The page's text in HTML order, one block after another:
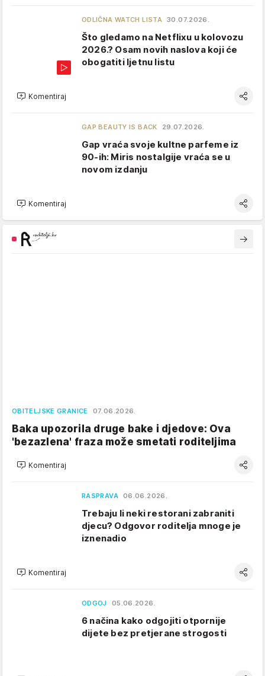
ODLIČNA WATCH LISTA 30.07.2026.
Što gledamo na Netflixu u kolovozu
2026.? Osam novih naslova koji će
obogatiti ljetnu listu
Komentiraj
GAP BEAUTY IS BACK 29.07.2026.
Gap vraća svoje kultne parfeme iz
90-ih: Miris nostalgije vraća se u
novom izdanju
Komentiraj
OBITELJSKE GRANICE 07.06.2026.
Baka upozorila druge bake i djedove: Ova
'bezazlena' fraza može smetati roditeljima
Komentiraj
RASPRAVA 06.06.2026.
Trebaju li neki restorani zabraniti
djecu? Odgovor roditelja mnoge je
iznenadio
Komentiraj
ODGOJ 05.06.2026.
6 načina kako odgojiti otpornije
dijete bez pretjerane strogosti